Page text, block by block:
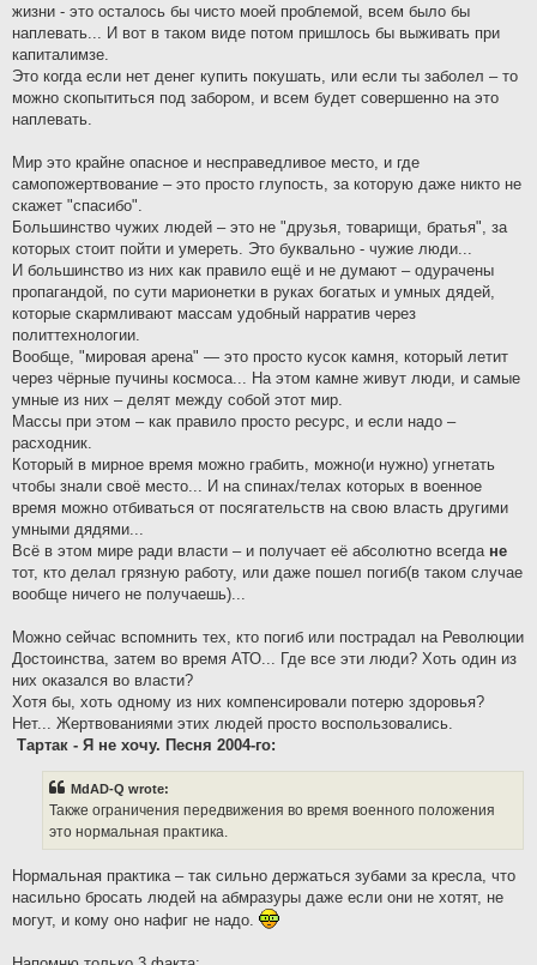
жизни - это осталось бы чисто моей проблемой, всем было бы
наплевать... И вот в таком виде потом пришлось бы выживать при
капиталимзе.
Это когда если нет денег купить покушать, или если ты заболел – то
можно скопытиться под забором, и всем будет совершенно на это
наплевать.
Мир это крайне опасное и несправедливое место, и где
самопожертвование – это просто глупость, за которую даже никто не
скажет "спасибо".
Большинство чужих людей – это не "друзья, товарищи, братья", за
которых стоит пойти и умереть. Это буквально - чужие люди...
И большинство из них как правило ещё и не думают – одурачены
пропагандой, по сути марионетки в руках богатых и умных дядей,
которые скармливают массам удобный нарратив через
политтехнологии.
Вообще, "мировая арена" — это просто кусок камня, который летит
через чёрные пучины космоса... На этом камне живут люди, и самые
умные из них – делят между собой этот мир.
Массы при этом – как правило просто ресурс, и если надо –
расходник.
Который в мирное время можно грабить, можно(и нужно) угнетать
чтобы знали своё место... И на спинах/телах которых в военное
время можно отбиваться от посягательств на свою власть другими
умными дядями...
Всё в этом мире ради власти – и получает её абсолютно всегда не
тот, кто делал грязную работу, или даже пошел погиб(в таком случае
вообще ничего не получаешь)...
Можно сейчас вспомнить тех, кто погиб или пострадал на Революции
Достоинства, затем во время АТО... Где все эти люди? Хоть один из
них оказался во власти?
Хотя бы, хоть одному из них компенсировали потерю здоровья?
Нет... Жертвованиями этих людей просто воспользовались.
Тартак - Я не хочу. Песня 2004-го:
MdAD-Q wrote:
Также ограничения передвижения во время военного положения
это нормальная практика.
Нормальная практика – так сильно держаться зубами за кресла, что
насильно бросать людей на абмразуры даже если они не хотят, не
могут, и кому оно нафиг не надо.